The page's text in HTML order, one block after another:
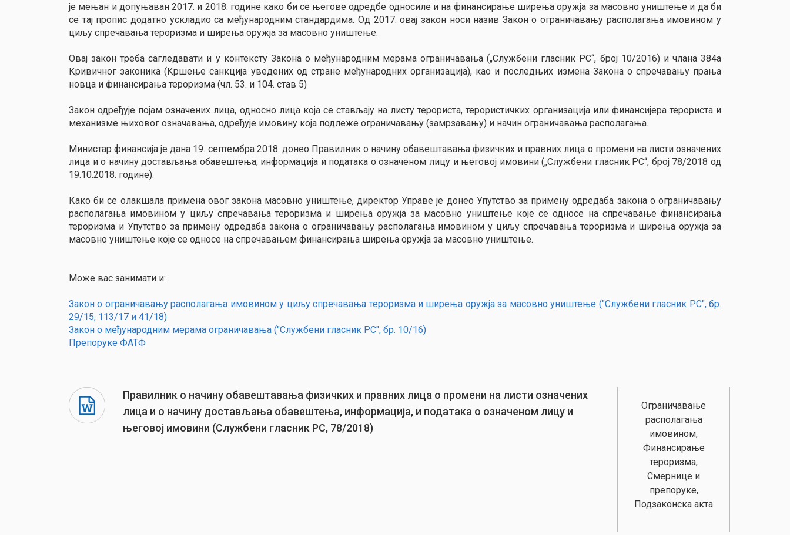
је мењан и допуњаван 2017. и 2018. године како би се његове одредбе односиле и на финансирање ширења оружја за масовно уништење и да би
се тај пропис додатно ускладио са међународним стандардима. Од 2017. овај закон носи назив Закон о ограничавању располагања имовином у
циљу спречавања тероризма и ширења оружја за масовно уништење.
Овај закон треба сагледавати и у контексту Закона о међународним мерама ограничавања („Службени гласник РС“, број 10/2016) и члана 384а
Кривичног законика (Кршење санкција уведених од стране међународних организација), као и последњих измена Закона о спречавању прања
новца и финансирања тероризма (чл. 53. и 104. став 5)
Закон одређује појам означених лица, односно лица која се стављају на листу терориста, терористичких организација или финансијера терориста и
механизме њиховог означавања, одређује имовину која подлеже ограничавању (замрзавању) и начин ограничавања располагања.
Министар финансија је дана 19. септембра 2018. донео Правилник о начину обавештавања физичких и правних лица о промени на листи означених
лица и о начину достављања обавештења, информација и података о означеном лицу и његовој имовини („Службени гласник РС“, број 78/2018 од
19.10.2018. године).
Како би се олакшала примена овог закона масовно уништење, директор Управе је донео Упутство за примену одредаба закона о ограничавању
располагања имовином у циљу спречавања тероризма и ширења оружја за масовно уништење које се односе на спречавање финансирања
тероризма и Упутство за примену одредаба закона о ограничавању располагања имовином у циљу спречавања тероризма и ширења оружја за
масовно уништење које се односе на спречавањем финансирања ширења оружја за масовно уништење.
Може вас занимати и:
Закон о ограничавању располагања имовином у циљу спречавања тероризма и ширења оружја за масовно уништење ("Службени гласник РС", бр.
29/15, 113/17 и 41/18)
Закон о међународним мерама ограничавања ("Службени гласник РС", бр. 10/16)
Препоруке ФАТФ
Правилник o начину обавештавања физичких и правних лица о промени на листи означених
лица и о начину достављања обавештења, информација, и података о означеном лицу и
његовој имовини (Службени гласник РС, 78/2018)
Ограничавање
располагања
имовином,
Финансирање
тероризма,
Смернице и
препоруке,
Подзаконска акта